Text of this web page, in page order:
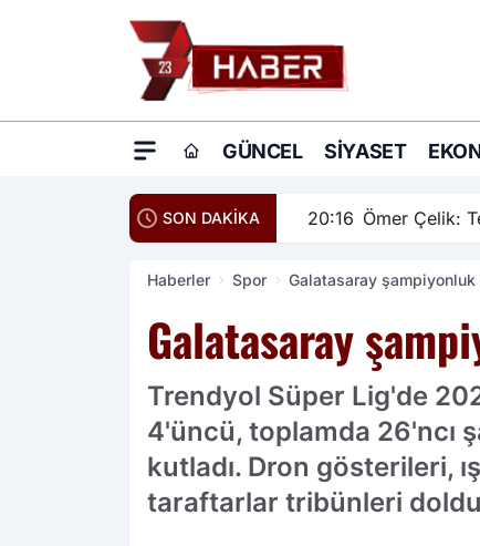
GÜNCEL SIYASET
SON DAKİKA 20:16 Ömer Çelik:
Haberler Spor Galatasaray şampiyonluk
Galatasaray
Trendyol Süper Lig'de
4'üncü, toplamda 26'ncı
kutladı. Dron gösterileri,
taraftarlar tribünleri